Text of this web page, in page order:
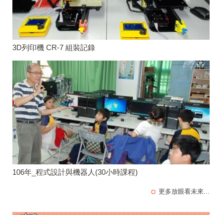
3D列印機 CR-7 組裝記錄
106年_程式設計與機器人(30小時課程)
更多放眼看未來...